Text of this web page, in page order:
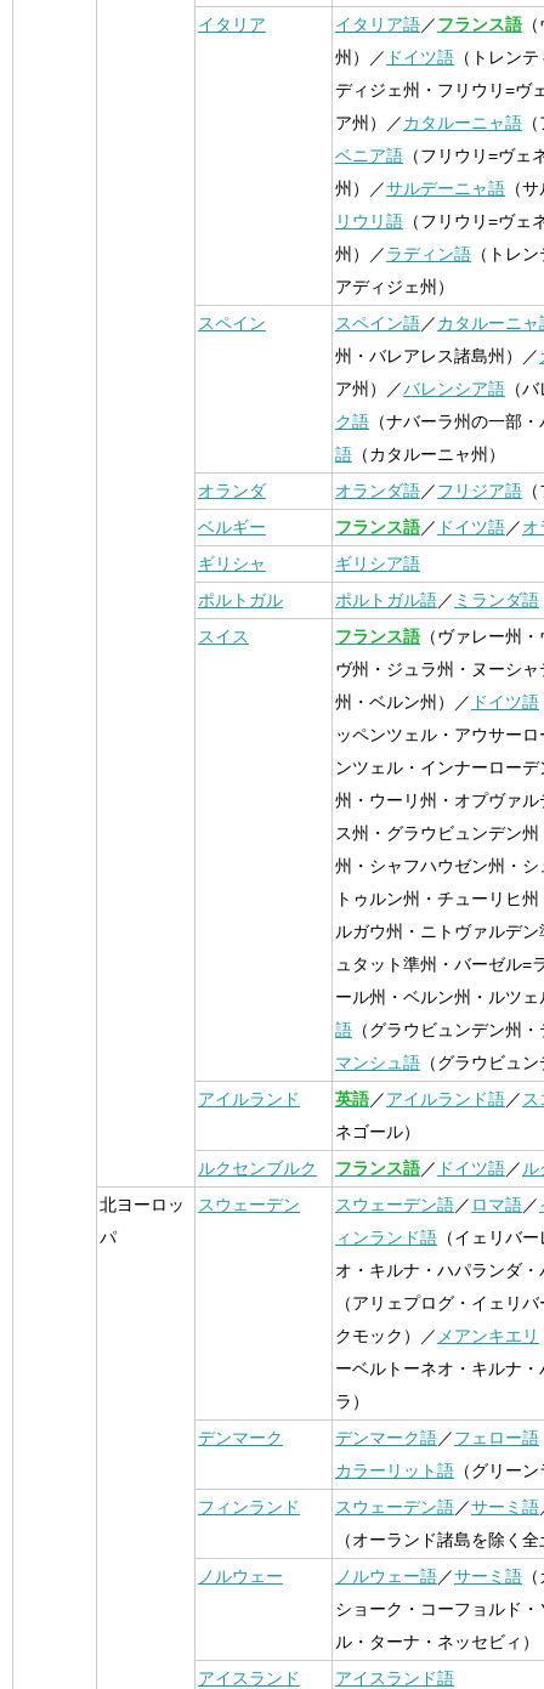
イタリア イタリア語／フランス語
州）／ ドイツ語 （トレン
ディジェ州・フリウリ=ヴ
ア州）／カタルーニャ語
ベニア語 （フリウリ=ヴェ
州）／サルデーニャ語 （
リウリ語 （フリウリ=ヴェ
州）／ラディン語 （トレ
アディジェ州）
スペイン
スペイン語／カタルーニャ
州・バレアレス諸島州）／
ア州）／バレンシア語 （
ク語 （ナバーラ州の一部
語 （カタルーニャ州）
オランダ
オランダ語／フリジア語
ベルギー
フランス語／ ドイツ語／オ
ギリシャ
ギリシア語
ポルトガル
ポルトガル語／ ミランダ語
スイス
フランス語 （ヴァレー州
ヴ州・ジュラ州・ヌーシ
州・ベルン州）／ ドイツ語
ッペンツェル・アウサー
ンツェル・インナーロー
州・ウーリ州・オプヴァ
ス州・グラウビュンデン
州・シャフハウゼン州・
トゥルン州・チューリヒ
ルガウ州・ニトヴァルデ
ュタット準州・バーゼル=
ール州・ベルン州・ルツ
語 （グラウビュンデン州
マンシュ語 （グラウビュ
アイルランド
英語／アイルランド語／
ネゴール）
ルクセンブルク
フランス語／ ドイツ語／
北ヨーロッ
パ
スウェーデン スウェーデン語／ ロマ語／
ィンランド語 （イェリバ
オ・キルナ・ハパランダ
（アリェプログ・イェリ
クモック）／ メアンキエリ
ーベルトーネオ・キルナ
ラ）
デンマーク
デンマーク語／フェロー語
カラーリット語 （グリー
フィンランド
スウェーデン語／サーミ語
（オーランド諸島を除く
ノルウェー
ノルウェー語／サーミ語
ショーク・コーフョルド
ル・ターナ・ネッセビィ）
アイスランド
アイスランド語